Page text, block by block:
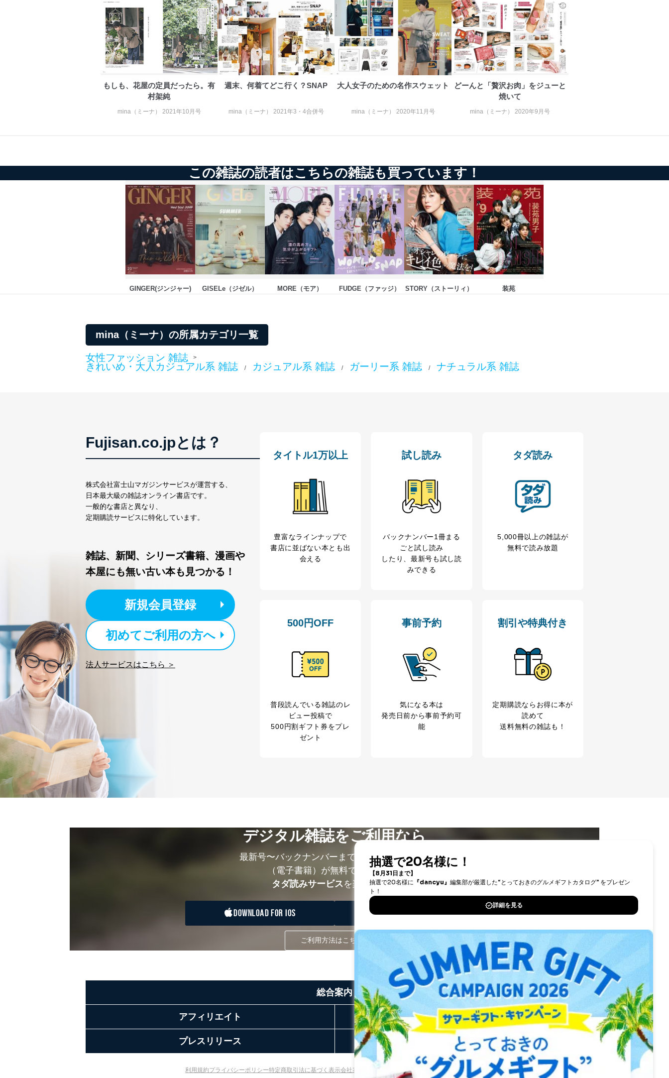
もしも、花屋の定員だったら。有
村架純
mina（ミーナ） 2021年10月号
週末、何着てどこ行く？SNAP
mina（ミーナ） 2021年3・4合併号
大人女子のための名作スウェット
mina（ミーナ） 2020年11月号
どーんと「贅沢お肉」をジューと
焼いて
mina（ミーナ） 2020年9月号
この雑誌の読者はこちらの雑誌も買っています！
GINGER(ジンジャー) GISELe（ジゼル） MORE（モア） FUDGE（ファッジ） STORY（ストーリィ） 装苑
mina（ミーナ）の所属カテゴリ一覧
女性ファッション 雑誌 >
きれいめ・大人カジュアル系 雑誌 / カジュアル系 雑誌 / ガーリー系 雑誌 / ナチュラル系 雑誌
Fujisan.co.jpとは？
株式会社富士山マガジンサービスが運営する、
日本最大級の雑誌オンライン書店です。
一般的な書店と異なり、
定期購読サービスに特化しています。
雑誌、新聞、シリーズ書籍、漫画や
本屋にも無い古い本も見つかる！
新規会員登録
初めてご利用の方へ
法人サービスはこちら ＞
タイトル1万以上
豊富なラインナップで
書店に並ばない本とも出
会える
試し読み
バックナンバー1冊まる
ごと試し読み
したり、最新号も試し読
みできる
タダ読み
5,000冊以上の雑誌が
無料で読み放題
500円OFF
普段読んでいる雑誌のレ
ビュー投稿で
500円割ギフト券をプレ
ゼント
事前予約
気になる本は
発売日前から事前予約可
能
割引や特典付き
定期購読なら お得に本が
読めて
送料無料の雑誌も！
デジタル雑誌をご利用なら
最新号〜バックナンバーまで7000冊以上の雑誌
（電子書籍）が無料で読み放題！
タダ読みサービスを楽しもう！
DOWNLOAD FOR IOS DOWNLOAD FOR ANDROID
ご利用方法はこちら
総合案内
アフィリエイト 採用情報
プレスリリース お問い合わせ
利用規約プライバシーポリシー特定商取引法に基づく表示会社案内 出版社の皆様へ投資家の皆様へサイトマップ